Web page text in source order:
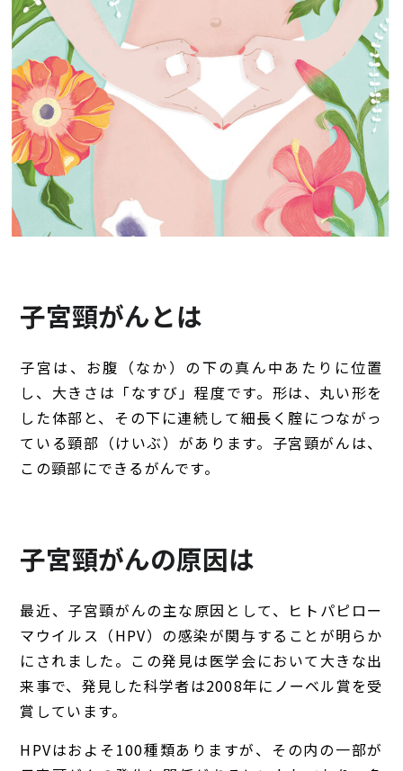
子宮頸がんとは
子宮は、お腹（なか）の下の真ん中あたりに位置
し、大きさは「なすび」程度です。形は、丸い形を
した体部と、その下に連続して細長く腟につながっ
ている頸部（けいぶ）があります。子宮頸がんは、
この頸部にできるがんです。
子宮頸がんの原因は
最近、子宮頸がんの主な原因として、ヒトパピロー
マウイルス（HPV）の感染が関与することが明らか
にされました。この発見は医学会において大きな出
来事で、発見した科学者は2008年にノーベル賞を受
賞しています。
HPVはおよそ100種類ありますが、その内の一部が